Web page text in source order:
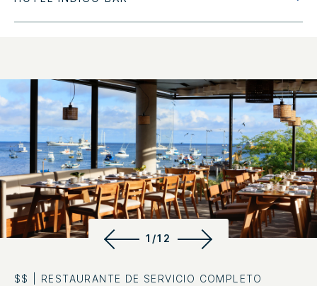
1/12
$$ RESTAURANTE DE SERVICIO COMPLETO